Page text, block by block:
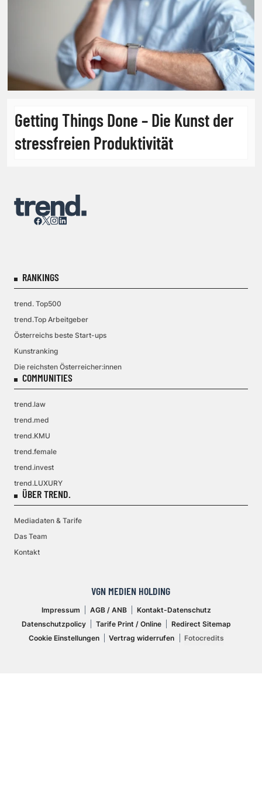
Getting Things Done – Die Kunst der
stressfreien Produktivität
RANKINGS
trend. Top500
trend.Top Arbeitgeber
Österreichs beste Start-ups
Kunstranking
Die reichsten Österreicher:innen
COMMUNITIES
trend.law
trend.med
trend.KMU
trend.female
trend.invest
trend.LUXURY
ÜBER TREND.
Mediadaten & Tarife
Das Team
Kontakt
VGN MEDIEN HOLDING
Impressum AGB / ANB
Kontakt-Datenschutz
Datenschutzpolicy
Tarife Print / Online
Redirect Sitemap
Cookie Einstellungen
Vertrag widerrufen Fotocredits